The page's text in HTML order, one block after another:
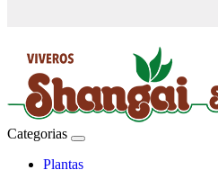
Categorias
Plantas